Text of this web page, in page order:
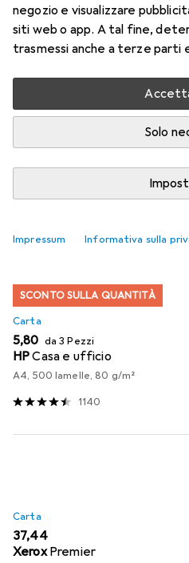
negozio e visualizzare
siti web o app. A tal fine,
trasmessi anche a terze parti
Solo
Impressum Informativa sulla
Accessori per
Inchiostro Ciano
Am+Rf
Qui trovi accessori adatti per
Inchiostro Ciano Durabrite
Rilevanza
SCONTO SULLA QUANTITÀ
Carta
EUR
5,80 da 3 Pezzi
HPCasa e ufficio
A4, 500 lamelle, 80 g/m²
1140
Carta
EUR
37,44
Xerox Premier